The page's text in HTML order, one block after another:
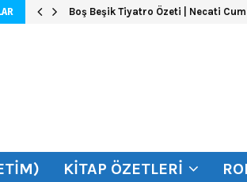
Boş Beşik Tiyatro Özeti | Necati
KITAP ÖZETLERI